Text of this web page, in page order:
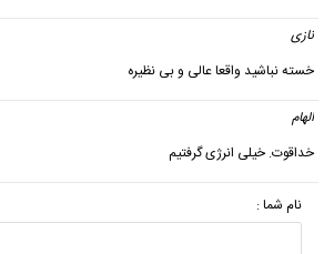
نازی
خسته نباشید واقعا عالی و بی نظیره
الهام
خداقوت. خیلی انرژی گرفتیم
نام شما :